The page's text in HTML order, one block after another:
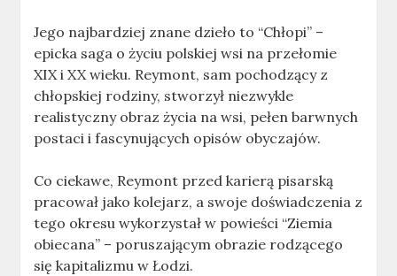
Jego najbardziej znane dzieło to “Chłopi” –
epicka saga o życiu polskiej wsi na przełomie
XIX i XX wieku. Reymont, sam pochodzący z
chłopskiej rodziny, stworzył niezwykle
realistyczny obraz życia na wsi, pełen barwnych
postaci i fascynujących opisów obyczajów.
Co ciekawe, Reymont przed karierą pisarską
pracował jako kolejarz, a swoje doświadczenia z
tego okresu wykorzystał w powieści “Ziemia
obiecana” – poruszającym obrazie rodzącego
się kapitalizmu w Łodzi.